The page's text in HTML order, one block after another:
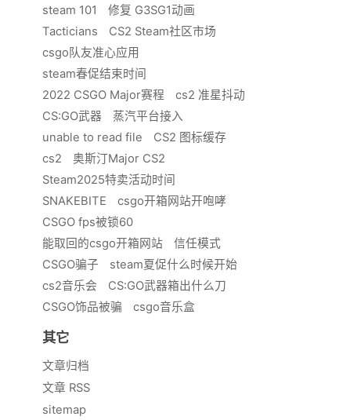
steam 101
修复 G3SG1动画
Tacticians
CS2 Steam社区市场
csgo队友准心应用
steam春促结束时间
2022 CSGO Major赛程
cs2 准星抖动
CS:GO武器
蒸汽平台接入
unable to read file
CS2 图标缓存
cs2
奥斯汀Major CS2
Steam2025特卖活动时间
SNAKEBITE
csgo开箱网站开咆哮
CSGO fps被锁60
能取回的csgo开箱网站
信任模式
CSGO骗子
steam夏促什么时候开始
cs2音乐会
CS:GO武器箱出什么刀
CSGO饰品被骗
csgo音乐盒
其它
文章归档
文章 RSS
sitemap